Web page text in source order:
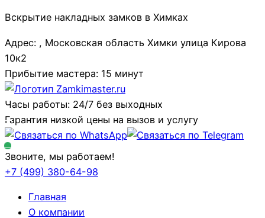
Вскрытие накладных замков в Химках
Адрес: , Московская область Химки улица Кирова
10к2
Прибытие мастера: 15 минут
Часы работы: 24/7 без выходных
Гарантия низкой цены на вызов и услугу
Звоните, мы работаем!
+7 (499) 380-64-98
Главная
О компании